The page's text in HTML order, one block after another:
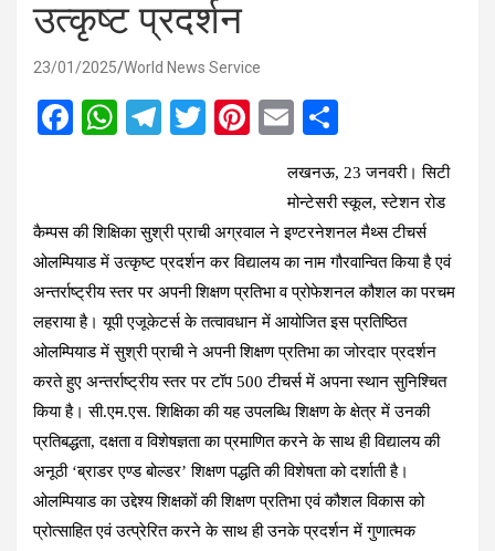
उत्कृष्ट प्रदर्शन
23/01/2025 World News Service
F
b
o
o
k
W
s
A
p
p
T
gr
a
m
T
er
Pi
es
t
E
ail ar
e
लखनऊ, 23 जनवरी। सिटी
मोन्टेसरी स्कूल, स्टेशन रोड
कैम्पस की शिक्षिका सुश्री प्राची अग्रवाल ने इण्टरनेशनल मैथ्स टीचर्स
ओलम्पियाड में उत्कृष्ट प्रदर्शन कर विद्यालय का नाम गौरवान्वित किया है एवं
अन्तर्राष्ट्रीय स्तर पर अपनी शिक्षण प्रतिभा व प्रोफेशनल कौशल का परचम
लहराया है। यूपी एजूकेटर्स के तत्वावधान में आयोजित इस प्रतिष्ठित
ओलम्पियाड में सुश्री प्राची ने अपनी शिक्षण प्रतिभा का जोरदार प्रदर्शन
करते हुए अन्तर्राष्ट्रीय स्तर पर टॉप 500 टीचर्स में अपना स्थान सुनिश्चित
किया है। सी.एम.एस. शिक्षिका की यह उपलब्धि शिक्षण के क्षेत्र में उनकी
प्रतिबद्धता, दक्षता व विशेषज्ञता का प्रमाणित करने के साथ ही विद्यालय की
अनूठी ‘ब्राडर एण्ड बोल्डर’ शिक्षण पद्धति की विशेषता को दर्शाती है।
ओलम्पियाड का उद्देश्य शिक्षकों की शिक्षण प्रतिभा एवं कौशल विकास को
प्रोत्साहित एवं उत्प्रेरित करने के साथ ही उनके प्रदर्शन में गुणात्मक